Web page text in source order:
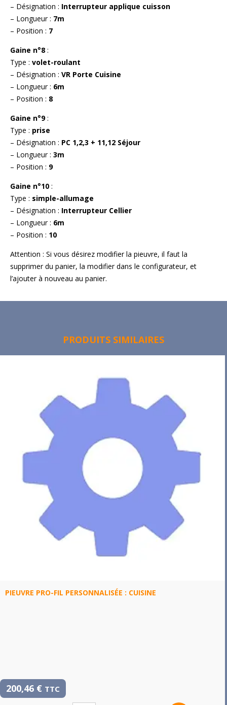
– Désignation : Interrupteur applique cuisson
– Longueur : 7m
– Position : 7
Gaine n°8 :
Type : volet-roulant
– Désignation : VR Porte Cuisine
– Longueur : 6m
– Position : 8
Gaine n°9:
Type : prise
– Désignation : PC 1,2,3 + 11,12 Séjour
– Longueur : 3m
– Position : 9
Gaine n°10 :
Type : simple-allumage
– Désignation : Interrupteur Cellier
– Longueur : 6m
– Position : 10
Attention : Si vous désirez modifier la pieuvre, il faut la
supprimer du panier, la modifier dans le configurateur, et
l’ajouter à nouveau au panier.
PRODUITS SIMILAIRES
PIEUVRE PRO-FIL PERSONNALISÉE : CUISINE
200,46 € TTC